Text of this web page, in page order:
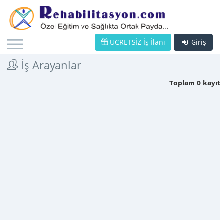
Giriş
ÜCRETSİZ İş İlanı
İş Arayanlar
Toplam 0 kayıt